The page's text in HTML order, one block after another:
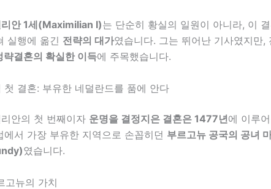
리안 1세(Maximilian I)는 단순히 황실의 일원이 아니라, 이
실행에 옮긴 전략의 대가였습니다. 그는 뛰어난 기사였지만,
략결혼의 확실한 이득에 주목했습니다.
첫 결혼: 부유한 네덜란드를 품에 안다
안의 첫 번째이자 운명을 결정지은 결혼은 1477년에 이루
에서 가장 부유한 지역으로 손꼽히던 부르고뉴 공국의 공녀
였습니다.
고뉴의 가치